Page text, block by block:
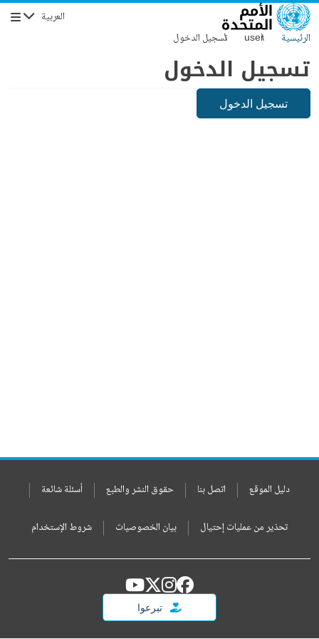
تجاوز إلى المحتوى الرئيسي العربية التنقل
الرئيسية user تسجيل الدخول
تسجيل الدخول
تسجيل الدخول
دليل الموقع اتصل بنا حقوق النشر والطبع أسئلة شائعة
تحذير من عمليات إحتيال بيان الخصوصيات شروط الإستخدام
تبرعوا